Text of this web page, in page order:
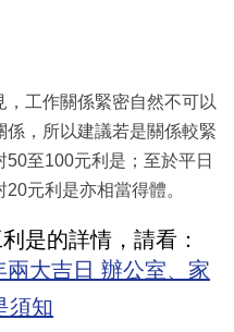
工作關係緊密自然不可以
，所以建議若是關係較緊
至100元利是；至於平日
元利是亦相當得體。
是的詳情，請看：
大吉日 辦公室、家
須知